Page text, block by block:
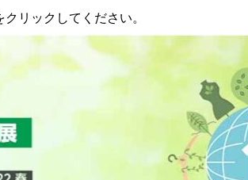
リックしてください。